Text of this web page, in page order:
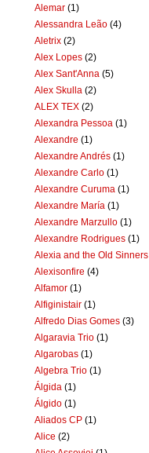
Alemar (1)
Alessandra Leão (4)
Aletrix (2)
Alex Lopes (2)
Alex Sant'Anna (5)
Alex Skulla (2)
ALEX TEX (2)
Alexandra Pessoa (1)
Alexandre (1)
Alexandre Andrés (1)
Alexandre Carlo (1)
Alexandre Curuma (1)
Alexandre María (1)
Alexandre Marzullo (1)
Alexandre Rodrigues (1)
Alexia and the Old Sinners
Alexisonfire (4)
Alfamor (1)
Alfiginistair (1)
Alfredo Dias Gomes (3)
Algaravia Trio (1)
Algarobas (1)
Algebra Trio (1)
Álgida (1)
Álgido (1)
Aliados CP (1)
Alice (2)